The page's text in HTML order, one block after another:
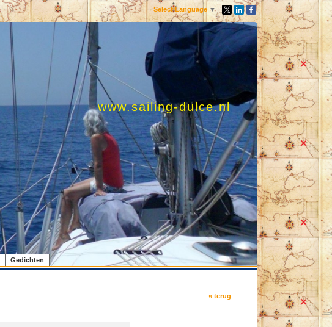
Select Language ▼
www.sailing-dulce.nl
Gedichten
« terug